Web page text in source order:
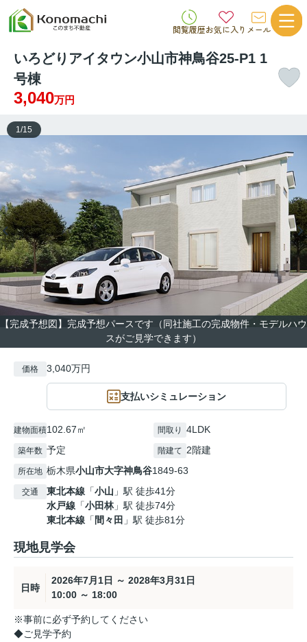
閲覧履歴お気に入り メール
いろどりアイタウン小山市神鳥谷25-P1 1
号棟
3,040万円
【完成予想図】完成予想パースです（同社施工の完成物件・モデルハウ
スがご見学できます）
1 /15
価格 3,040万円
支払いシミュレーション
建物面積102.67㎡ 間取り 4LDK
築年数 予定 階建て 2階建
所在地 栃木県小山市大字神鳥谷1849-63
交通 東北本線 「小山 」駅 徒歩41分
水戸線 「小田林」駅 徒歩74分
東北本線 「 間々田 」駅 徒歩81分
現地見学会
日時
2026年7月1日 ～ 2028年3月31日
10:00 ～ 18:00
※事前に必ず予約してください
◆ご見学予約